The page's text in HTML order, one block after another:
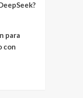
para
con